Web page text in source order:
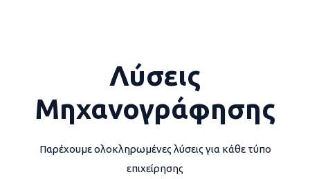
Λύσεις
Μηχανογράφησης
Παρέχουμε ολοκληρωμένες λύσεις για κάθε τύπο
επιχείρησης